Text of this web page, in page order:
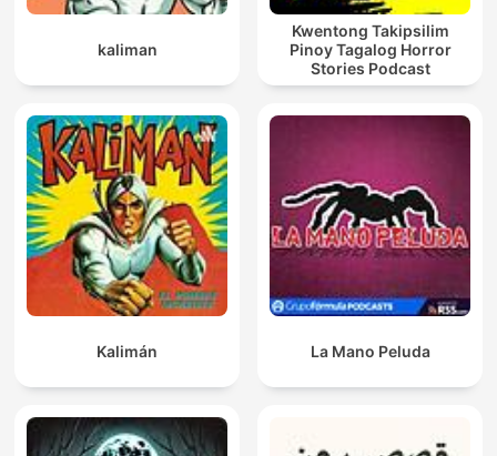
kaliman
Kwentong Takipsilim
Pinoy Tagalog Horror
Stories Podcast
Kalimán La Mano Peluda